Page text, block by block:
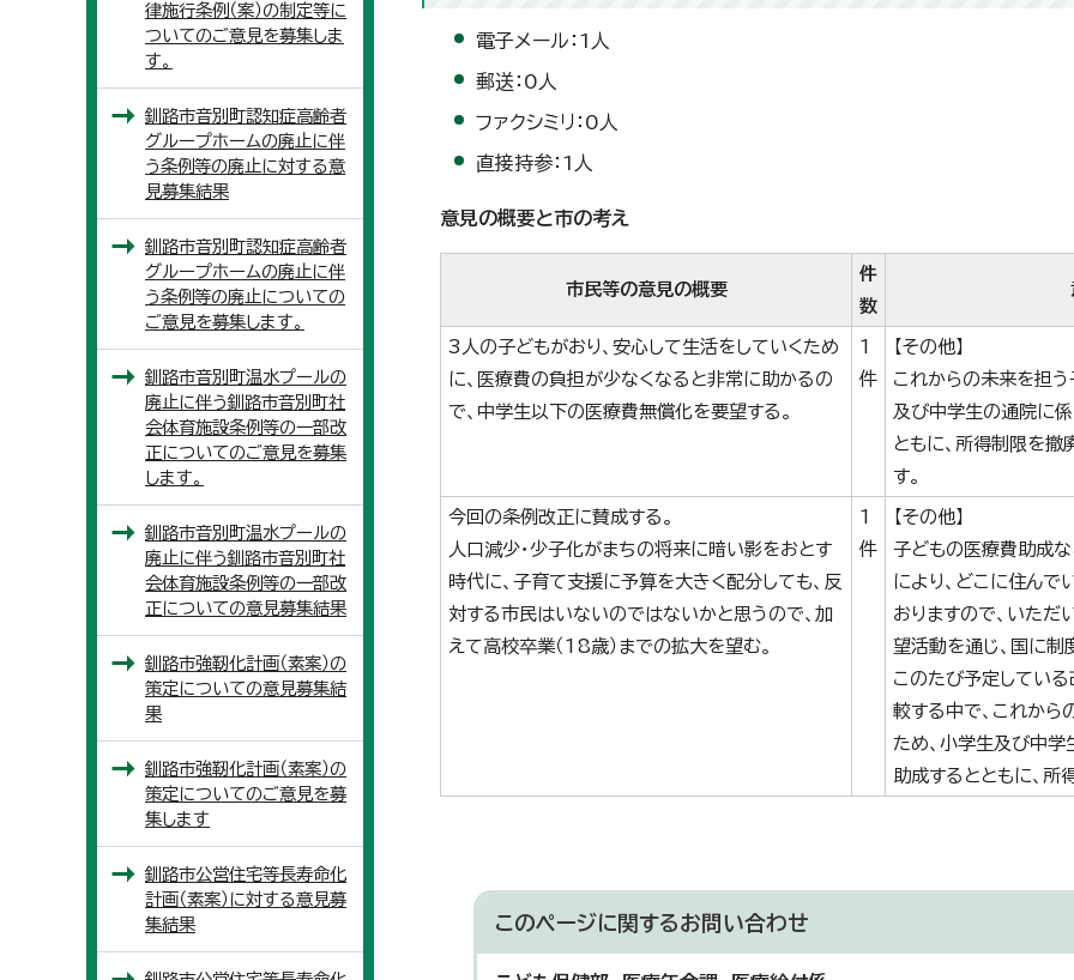
電子メール：1人
郵送：0人
ファクシミリ：0人
直接持参：1人
意見の概要と市の考え
市民等の意見の概要
件
数
3人の子どもがおり、安心して生活をしていくため
に、医療費の負担が少なくなると非常に助かるの
で、中学生以下の医療費無償化を要望する。
1
件
【その他】
これからの未来を担
及び中学生の通院に
ともに、所得制限を撤
す。
今回の条例改正に賛成する。
人口減少・少子化がまちの将来に暗い影をおとす
時代に、子育て支援に予算を大きく配分しても、反
対する市民はいないのではないかと思うので、加
えて高校卒業（18歳）までの拡大を望む。
1
件
【その他】
子どもの医療費助成な
により、どこに住んで
おりますので、いただ
望活動を通じ、国に制
このたび予定してい
較する中で、これか
ため、小学生及び中
助成するとともに、所
このページに関するお問い合わせ
律施行条例（案）の制定等に
ついてのご意見を募集しま
す。
釧路市音別町認知症高齢者
グループホームの廃止に伴
う条例等の廃止に対する意
見募集結果
釧路市音別町認知症高齢者
グループホームの廃止に伴
う条例等の廃止についての
ご意見を募集します。
釧路市音別町温水プールの
廃止に伴う釧路市音別町社
会体育施設条例等の一部改
正についてのご意見を募集
します。
釧路市音別町温水プールの
廃止に伴う釧路市音別町社
会体育施設条例等の一部改
正についての意見募集結果
釧路市強靭化計画（素案）の
策定についての意見募集結
果
釧路市強靭化計画（素案）の
策定についてのご意見を募
集します
釧路市公営住宅等長寿命化
計画（素案）に対する意見募
集結果